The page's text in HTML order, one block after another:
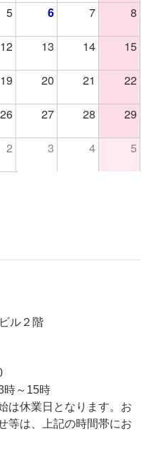
5 6 7
8
12 13 14
15
19 20 21
22
26 27 28
29
2 3 4 5
ル２階
～15時
は休業日となります。お
等は、上記の時間帯にお